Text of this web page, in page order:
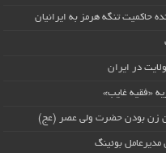
حاکمیت تنگه هرمز به ایرانیان
در ایران
«فقیه غایب»
زن بودن حضرت ولی عصر (عج)
مدیرعامل بوئینگ